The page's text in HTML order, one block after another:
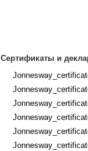
Сертификаты и